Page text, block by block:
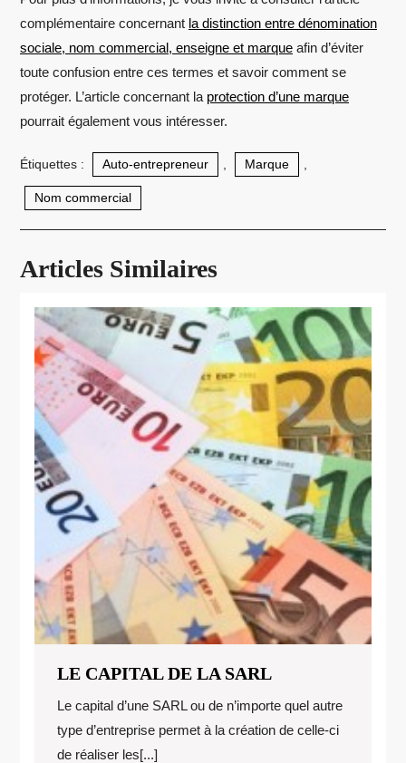
complémentaire concernant la distinction entre dénomination
sociale, nom commercial, enseigne et marque afin d’éviter
toute confusion entre ces termes et savoir comment se
protéger. L’article concernant la protection d’une marque
pourrait également vous intéresser.
Étiquettes : Auto-entrepreneur Marque
Nom commercial
Articles Similaires
LE CAPITAL DE LA SARLLE
DE
LA
Le capital d’une SARL ou de n’importe quel autre
type d’entreprise permet à la création de celle-ci
de réaliser les[...]